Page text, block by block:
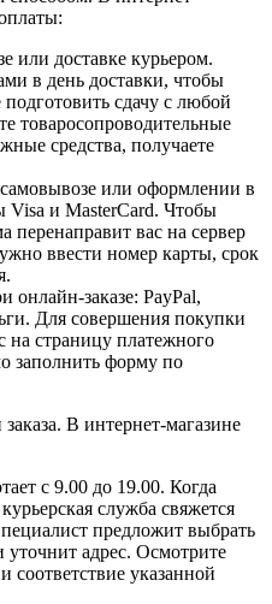
или доставке курьером.
в день доставки, чтобы
сдачу с любой
товаросопроводительные
средства, получаете
или оформлении в
Visa и MasterCard. Чтобы
перенаправит вас на сервер
ввести номер карты, срок
онлайн-заказе: PayPal,
Для совершения покупки
на страницу платежного
заполнить форму по
В интернет-магазине
с 9.00 до 19.00. Когда
служба свяжется
предложит выбрать
уточнит адрес. Осмотрите
соответствие указанной